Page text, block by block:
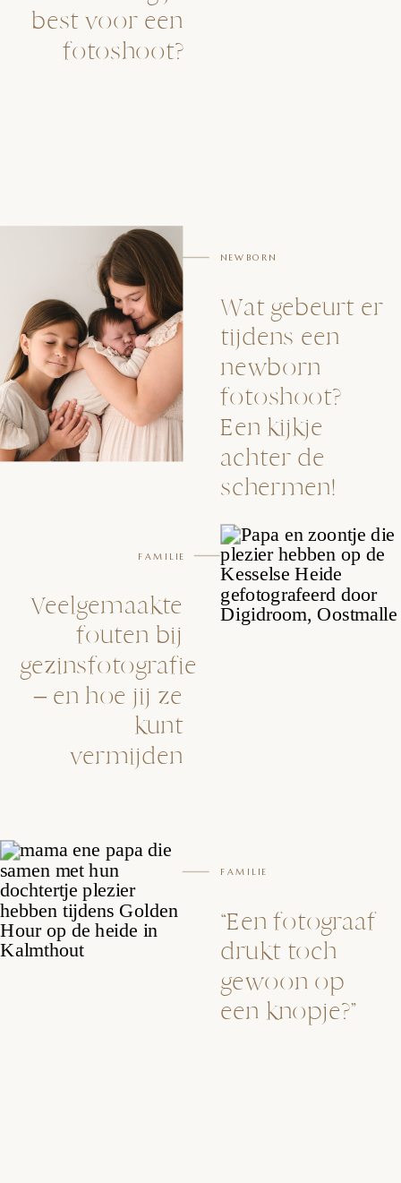
best voor een
fotoshoot?
Wat gebeurt er
tijdens een
newborn
fotoshoot?
Een kijkje
achter de
schermen!
NEWBORN
Veelgemaakte
fouten bij
gezinsfotografie
– en hoe jij ze
kunt
vermijden
FAMILIE
“Een fotograaf
drukt toch
gewoon op
een knopje?”
FAMILIE